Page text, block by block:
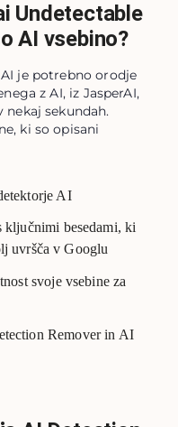
Undetectable
AI vsebino?
je potrebno orodje
z AI, iz JasperAI,
nekaj sekundah.
ki so opisani
AI
ključnimi besedami, ki
uvršča v Googlu
svoje vsebine za
Remover in AI